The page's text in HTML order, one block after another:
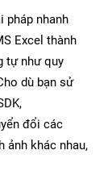
pháp nhanh
Excel thành
tự như quy
dù bạn sử
đổi các
ảnh khác nhau,